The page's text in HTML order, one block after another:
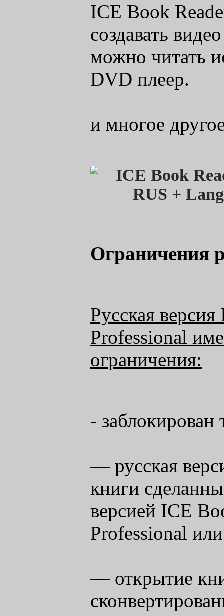
ICE Book
создавать
можно читать
DVD плеер.
и многое
Ограничения
Русская
Professional
ограничения:
- заблокирован
— русская
книги
версией ICE
Professional
— открытие